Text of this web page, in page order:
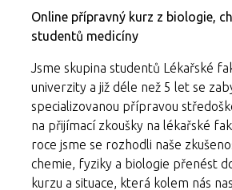
Online přípravný kurz z biologie,
studentů medicíny
Jsme skupina studentů Lékařské
univerzity a již déle než 5 let se
specializovanou přípravou
na přijímací zkoušky na lékařské
roce jsme se rozhodli naše
chemie, fyziky a biologie přenést
kurzu a situace, která kolem nás